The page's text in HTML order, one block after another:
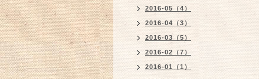
2016-05（4）
2016-04（3）
2016-03（5）
2016-02（7）
2016-01（1）